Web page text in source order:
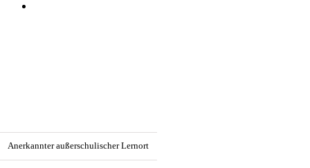
Anerkannter außerschulischer Lernort